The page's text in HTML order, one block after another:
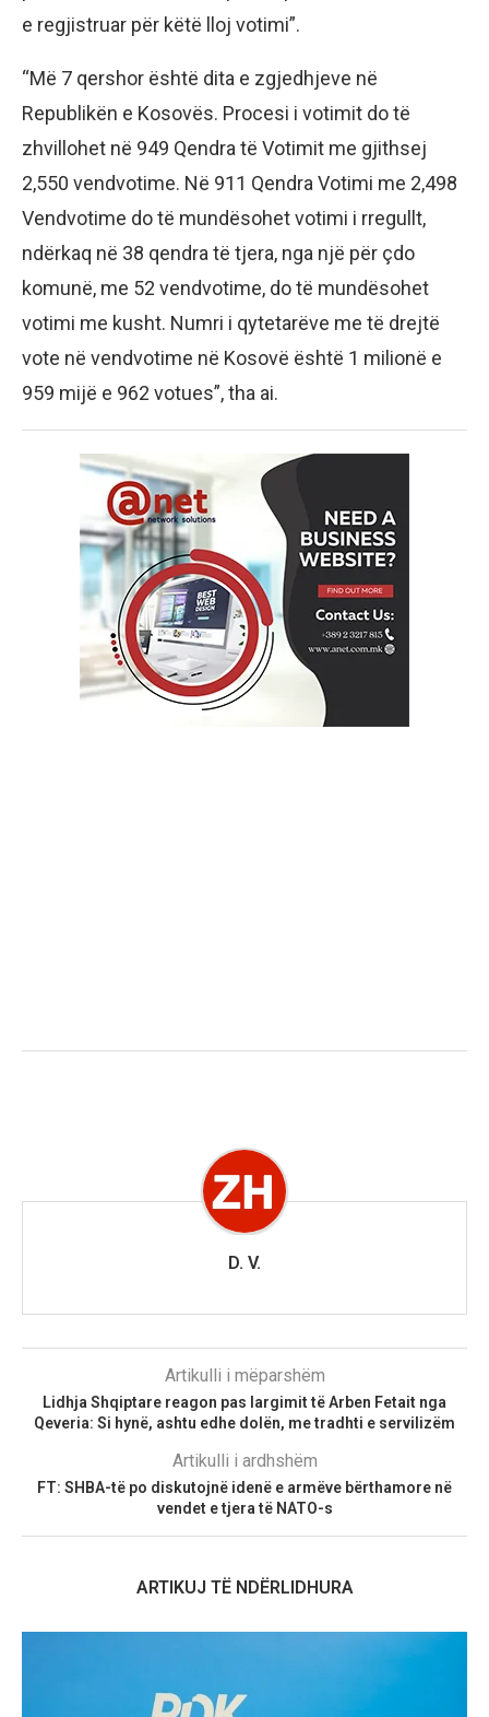
e regjistruar për këtë lloj votimi”.
“Më 7 qershor është dita e zgjedhjeve në
Republikën e Kosovës. Procesi i votimit do të
zhvillohet në 949 Qendra të Votimit me gjithsej
2,550 vendvotime. Në 911 Qendra Votimi me 2,498
Vendvotime do të mundësohet votimi i rregullt,
ndërkaq në 38 qendra të tjera, nga një për çdo
komunë, me 52 vendvotime, do të mundësohet
votimi me kusht. Numri i qytetarëve me të drejtë
vote në vendvotime në Kosovë është 1 milionë e
959 mijë e 962 votues”, tha ai.
D. V.
Artikulli i mëparshëm
Lidhja Shqiptare reagon pas largimit të Arben Fetait nga
Qeveria: Si hynë, ashtu edhe dolën, me tradhti e servilizëm
Artikulli i ardhshëm
FT: SHBA-të po diskutojnë idenë e armëve bërthamore në
vendet e tjera të NATO-s
ARTIKUJ TË NDËRLIDHURA